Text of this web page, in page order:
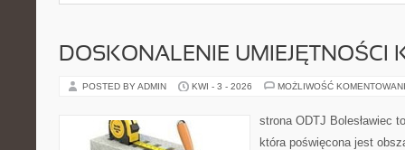
DOSKONALENIE UMIEJĘTNOŚCI
POSTED BY ADMIN KWI - 3 - 2026 MOŻLIWOŚĆ
strona ODTJ Bolesławiec
która poświęcona jest